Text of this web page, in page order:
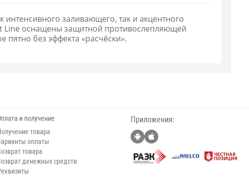
заливающего, так и акцентного
Line оснащены защитной противослепляющей
без эффекта «расчёски».
и получение
товара
оплаты
товара
денежных средств
Приложения: